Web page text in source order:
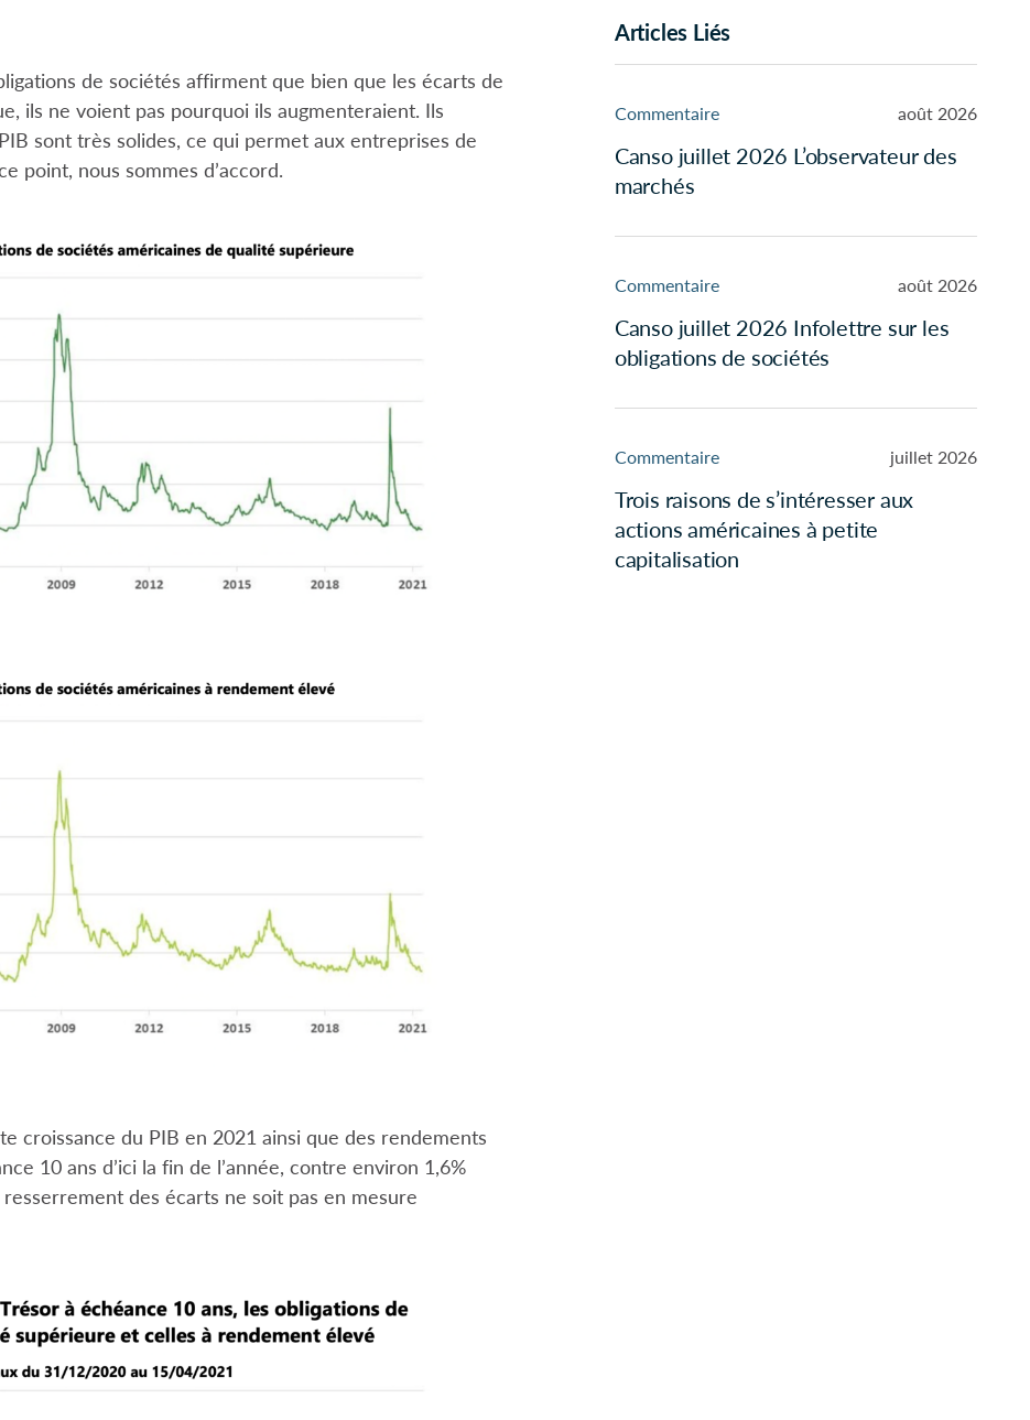
de sociétés affirment que bien que les écarts de
ils ne voient pas pourquoi ils augmenteraient. Ils
sont très solides, ce qui permet aux entreprises de
point, nous sommes d’accord.
croissance du PIB en 2021 ainsi que des rendements
10 ans d’ici la fin de l’année, contre environ 1,6%
des écarts ne soit pas en mesure
Articles Liés
Commentaire août 2026
Canso juillet 2026 L’observateur des
marchés
Commentaire août 2026
Canso juillet 2026 Infolettre sur les
obligations de sociétés
Commentaire juillet 2026
Trois raisons de s’intéresser aux
actions américaines à petite
capitalisation